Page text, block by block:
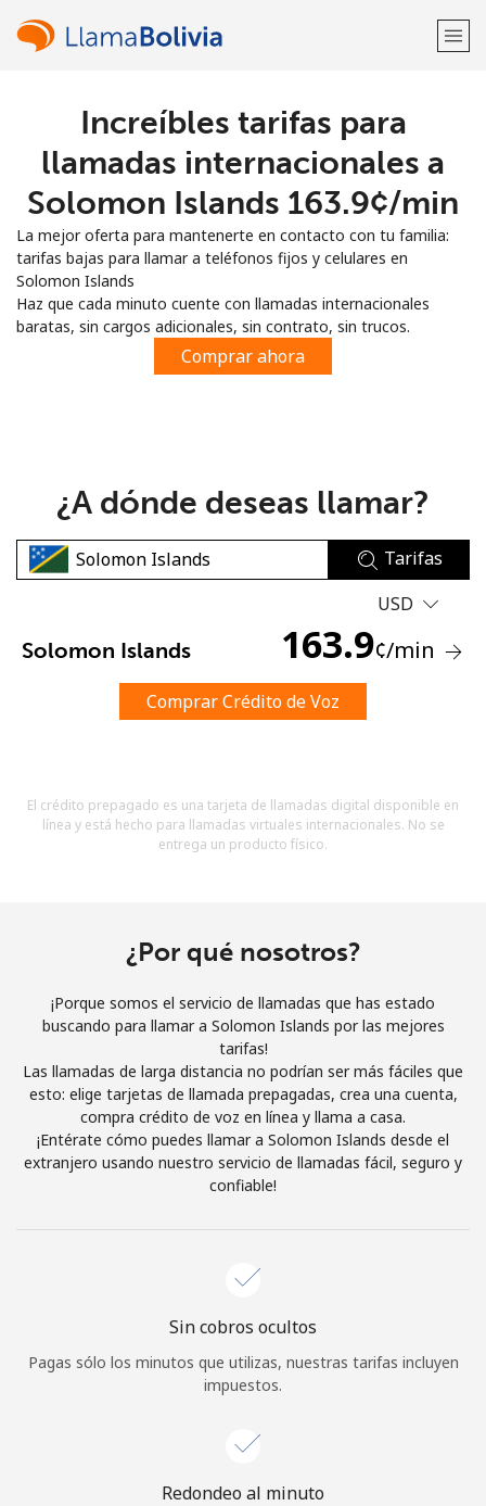
¡Bienvenido!
Regístrate con
o
No se ha creado una contraseña
Mínimo 8 caracteres
Una letra mayúscula y una minúscula
estosTérminos y condiciones.
Únete
¡Hola!
Iniciar Sesión
Increíbles tarifas para
llamadas internacionales a
Solomon Islands ⁦163.9¢⁩/min
La mejor oferta para mantenerte en contacto con tu familia:
tarifas bajas para llamar a teléfonos fijos y celulares en
Solomon Islands
Haz que cada minuto cuente con llamadas internacionales
baratas, sin cargos adicionales, sin contrato, sin trucos.
Comprar ahora
¿A dónde deseas llamar?
Tarifas
USD
Solomon Islands 163.9¢/min
Comprar Crédito de Voz
El crédito prepagado es una tarjeta de llamadas digital disponible en
línea y está hecho para llamadas virtuales internacionales. No se
entrega un producto físico.
¿Por qué nosotros?
¡Porque somos el servicio de llamadas que has estado
buscando para llamar a Solomon Islands por las mejores
tarifas!
Las llamadas de larga distancia no podrían ser más fáciles que
esto: elige tarjetas de llamada prepagadas, crea una cuenta,
compra crédito de voz en línea y llama a casa.
¡Entérate cómo puedes llamar a Solomon Islands desde el
extranjero usando nuestro servicio de llamadas fácil, seguro y
confiable!
Sin cobros ocultos
Pagas sólo los minutos que utilizas, nuestras tarifas incluyen
impuestos.
Redondeo al minuto